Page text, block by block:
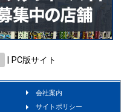
PC版サイト
会社案内
サイトポリシー